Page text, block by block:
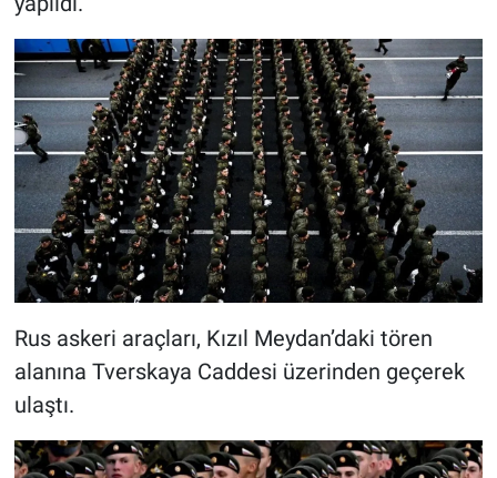
Rus askeri araçları, Kızıl Meydan’daki tören
alanına Tverskaya Caddesi üzerinden geçerek
ulaştı.